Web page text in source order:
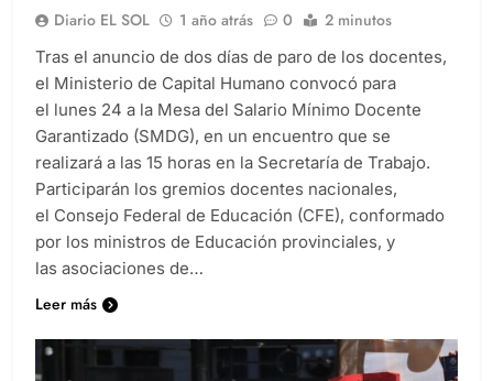
Diario EL SOL 1 año atrás 0 2 minutos
Tras el anuncio de dos días de paro de los docentes,
el Ministerio de Capital Humano convocó para
el lunes 24 a la Mesa del Salario Mínimo Docente
Garantizado (SMDG), en un encuentro que se
realizará a las 15 horas en la Secretaría de Trabajo.
Participarán los gremios docentes nacionales,
el Consejo Federal de Educación (CFE), conformado
por los ministros de Educación provinciales, y
las asociaciones de…
Leer más